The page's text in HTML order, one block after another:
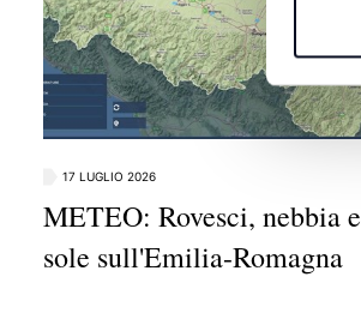
17 LUGLIO 2026
METEO: Rovesci, nebbia e
sole sull'Emilia-Romagna